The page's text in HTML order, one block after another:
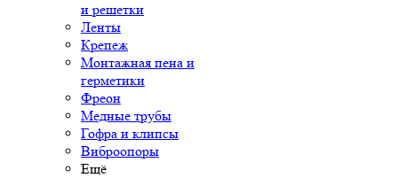
и решетки
Ленты
Крепеж
Монтажная пена и
герметики
Фреон
Медные трубы
Гофра и клипсы
Виброопоры
Ещё